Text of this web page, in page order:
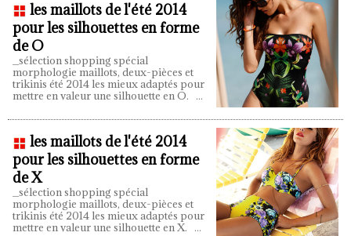
les maillots de l'été 2014
pour les silhouettes en forme
de O
_sélection shopping spécial
morphologie maillots, deux-pièces et
trikinis été 2014 les mieux adaptés pour
mettre en valeur une silhouette en O. ...
les maillots de l'été 2014
pour les silhouettes en forme
de X
_sélection shopping spécial
morphologie maillots, deux-pièces et
trikinis été 2014 les mieux adaptés pour
mettre en valeur une silhouette en X. ...